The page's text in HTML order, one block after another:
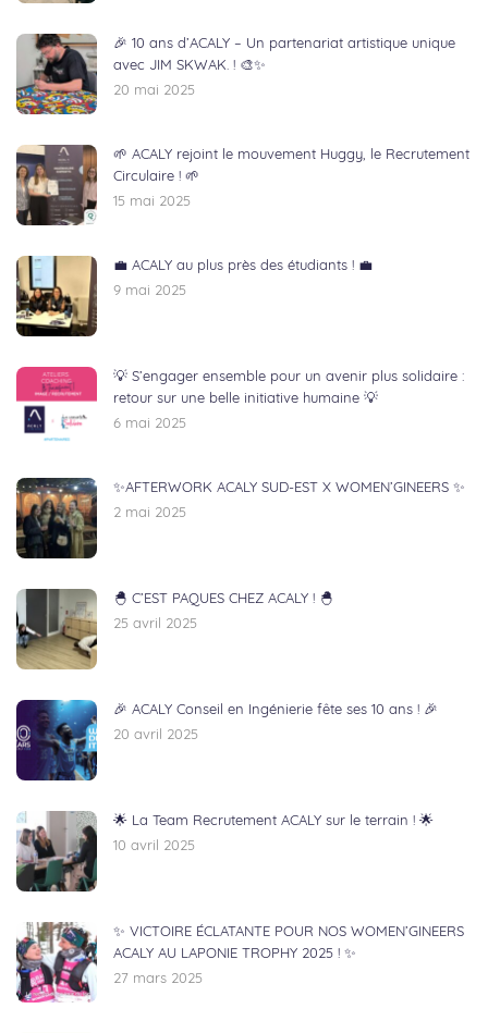
🎉 10 ans d’ACALY – Un partenariat artistique unique
avec JIM SKWAK. ! 🎨✨
20 mai 2025
🌱 ACALY rejoint le mouvement Huggy, le Recrutement
Circulaire ! 🌱
15 mai 2025
💼 ACALY au plus près des étudiants ! 💼
9 mai 2025
💡 S’engager ensemble pour un avenir plus solidaire :
retour sur une belle initiative humaine 💡
6 mai 2025
✨AFTERWORK ACALY SUD-EST X WOMEN’GINEERS ✨
2 mai 2025
🐣 C’EST PAQUES CHEZ ACALY ! 🐣
25 avril 2025
🎉 ACALY Conseil en Ingénierie fête ses 10 ans ! 🎉
20 avril 2025
🌟 La Team Recrutement ACALY sur le terrain ! 🌟
10 avril 2025
✨ VICTOIRE ÉCLATANTE POUR NOS WOMEN’GINEERS
ACALY AU LAPONIE TROPHY 2025 ! ✨
27 mars 2025